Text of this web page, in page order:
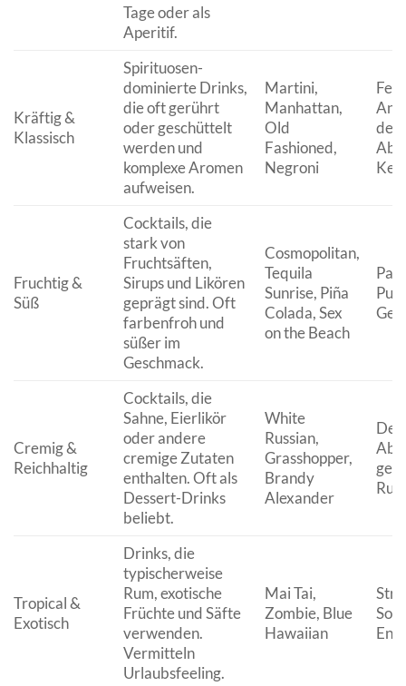
Tage oder als
Aperitif.
Kräftig &
Klassisch
Spirituosen-
dominierte Drinks,
die oft gerührt
oder geschüttelt
werden und
komplexe Aromen
aufweisen.
Martini,
Manhattan,
Old
Fashioned,
Negroni
dem
Fruchtig &
Süß
Cocktails, die
stark von
Fruchtsäften,
Sirups und Likören
geprägt sind. Oft
farbenfroh und
süßer im
Geschmack.
Cosmopolitan,
Tequila
Sunrise, Piña
Colada, Sex
on the Beach
Cremig &
Reichhaltig
Cocktails, die
Sahne, Eierlikör
oder andere
cremige Zutaten
enthalten. Oft als
Dessert-Drinks
beliebt.
White
Russian,
Grasshopper,
Brandy
Alexander
Tropical &
Exotisch
Drinks, die
typischerweise
Rum, exotische
Früchte und Säfte
verwenden.
Vermitteln
Urlaubsfeeling.
Mai Tai,
Zombie, Blue
Hawaiian